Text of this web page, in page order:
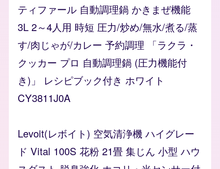
ティファール 自動調理鍋 かきまぜ機能
3L 2～4人用 時短 圧力/炒め/無水/煮る/蒸
す/肉じゃが/カレー 予約調理 「ラクラ・
クッカー プロ 自動調理鍋 (圧力機能付
き)」 レシピブック付き ホワイト
CY3811J0A
Levoit(レボイト) 空気清浄機 ハイグレー
ド Vital 100S 花粉 21畳 集じん 小型 ハウ